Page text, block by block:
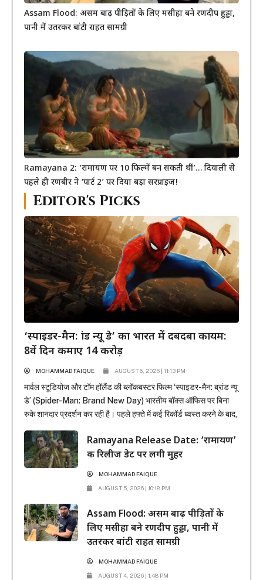
Assam Flood: असम बाढ़ पीड़ितों के लिए मसीहा बने रणदीप हुड्डा,
पानी में उतरकर बांटी राहत सामग्री
Ramayana 2: ‘रामायण पर 10 फिल्में बन सकती थीं’… दिवाली से
पहले ही रणबीर ने ‘पार्ट 2’ पर दिया बड़ा सरप्राइज!
Editor's Picks
‘स्पाइडर-मैन: ब्रांड न्यू डे’ का भारत में दबदबा कायम:
8वें दिन कमाए 14 करोड़
MOHAMMAD FAIQUE AUGUST 6, 2026 | 11:13 PM
मार्वल स्टूडियोज और टॉम हॉलैंड की ब्लॉकबस्टर फिल्म ‘स्पाइडर-मैन: ब्रांड न्यू
डे’ (Spider-Man: Brand New Day) भारतीय बॉक्स ऑफिस पर बिना
रुके शानदार प्रदर्शन कर रही है। पहले हफ्ते में कई रिकॉर्ड ध्वस्त करने के बाद,
बनाए रखी है। रिलीज के...Ramayana Release Date: ‘रामायण’
की रिलीज डेट पर लगी मुहर
MOHAMMAD FAIQUE
AUGUST 5, 2026 | 10:18 PM
Assam Flood: असम बाढ़ पीड़ितों के
लिए मसीहा बने रणदीप हुड्डा, पानी में
उतरकर बांटी राहत सामग्री
MOHAMMAD FAIQUE
AUGUST 4, 2026 | 1:48 PM